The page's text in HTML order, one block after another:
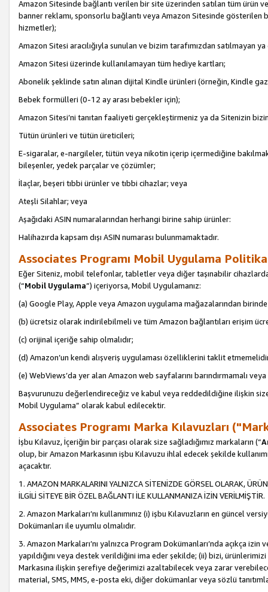
Amazon Sitesinde bağlantı verilen bir site üzerinden satılan tüm ürün
banner reklamı, sponsorlu bağlantı veya Amazon Sitesinde gösterilen
hizmetler);
Amazon Sitesi aracılığıyla sunulan ve bizim tarafımızdan satılmayan
Amazon Sitesi üzerinde kullanılamayan tüm hediye kartları;
Abonelik şeklinde satın alınan dijital Kindle ürünleri (örneğin, Kindle
Bebek formülleri (0-12 ay arası bebekler için);
Amazon Sitesi’ni tanıtan faaliyeti gerçekleştirmeniz ya da Sitenizin
Tütün ürünleri ve tütün üreticileri;
E-sigaralar, e-nargileler, tütün veya nikotin içerip içermediğine
bileşenler, yedek parçalar ve çözümler;
İlaçlar, beşeri tıbbi ürünler ve tıbbi cihazlar; veya
Ateşli Silahlar; veya
Aşağıdaki ASIN numaralarından herhangi birine sahip ürünler:
Halihazırda kapsam dışı ASIN numarası bulunmamaktadır.
Associates Programı Mobil Uygulama
Eğer Siteniz, mobil telefonlar, tabletler veya diğer taşınabilir
(“Mobil Uygulama”) içeriyorsa, Mobil Uygulamanız:
(a) Google Play, Apple veya Amazon uygulama mağazalarından birinde
(b) ücretsiz olarak indirilebilmeli ve tüm Amazon bağlantıları erişim
(c) orijinal içeriğe sahip olmalıdır;
(d) Amazon’un kendi alışveriş uygulaması özelliklerini taklit
(e) WebViews’da yer alan Amazon web sayfalarını barındırmamalı
Başvurunuzu değerlendireceğiz ve kabul veya reddedildiğine ilişkin
Mobil Uygulama” olarak kabul edilecektir.
Associates Programı Marka Kılavuzları
İşbu Kılavuz, İçeriğin bir parçası olarak size sağladığımız markaların (“
olup, bir Amazon Markasının işbu Kılavuzu ihlal edecek şekilde
açacaktır.
1. AMAZON MARKALARINI YALNIZCA SİTENİZDE GÖRSEL OLARAK,
İLGİLİ SİTEYE BİR ÖZEL BAĞLANTI İLE KULLANMANIZA İZİN VERİLMİŞTİR.
2. Amazon Markaları’nı kullanımınız (i) işbu Kılavuzların en güncel
Dokümanları ile uyumlu olmalıdır.
3. Amazon Markaları’nı yalnızca Program Dokümanları’nda açıkça
yapıldığını veya destek verildiğini ima eder şekilde; (ii) bizi,
Markasına ilişkin şerefiye değerimizi azaltabilecek veya zarar
material, SMS, MMS, e-posta eki, diğer dokümanlar veya sözlü